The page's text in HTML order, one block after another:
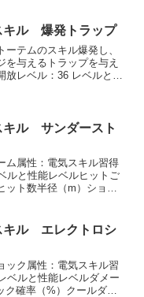
キル 爆発トラップ
ーテムのスキル爆発し、
を与えるトラップを与え
放レベル：36 レベルと性
キル サンダースト
ム属性：電気スキル習得
ルと性能レベルヒットご
ット数半径（m）ショッ
キル エレクトロシ
ック属性：電気スキル習
ベルと性能レベルダメー
ク確率（%）クールダウ